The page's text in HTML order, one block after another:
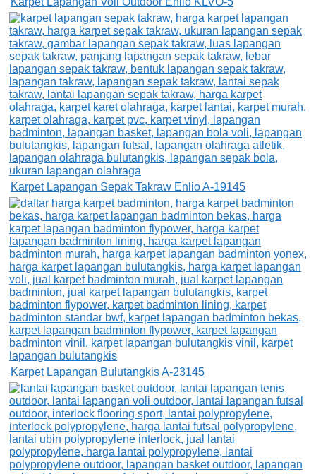
Karpet Lapangan Sepak Takraw Enlio A-19145
Karpet Lapangan Bulutangkis A-23145